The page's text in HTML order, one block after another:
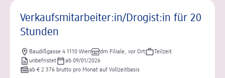
Verkaufsmitarbeiter:in/Drogist:in für 20
Stunden
Baudißgasse 4 1110 Wien dm Filiale, vor Ort
Teilzeit
unbefristet
ab 09/01/2026
ab € 2 376 brutto pro Monat auf Vollzeitbasis